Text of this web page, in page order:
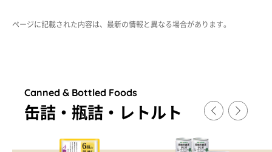
ページに記載された内容は、最新の情報と異なる場合があります。
Canned & Bottled Foods
缶詰・瓶詰・レトルト